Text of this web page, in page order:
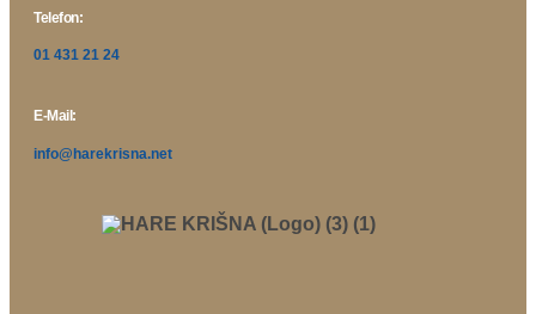
Telefon:
01 431 21 24
E-Mail:
info@harekrisna.net